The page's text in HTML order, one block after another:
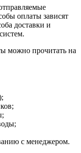
оплаты зависят
доставки и
можно прочитать на
с менеджером.